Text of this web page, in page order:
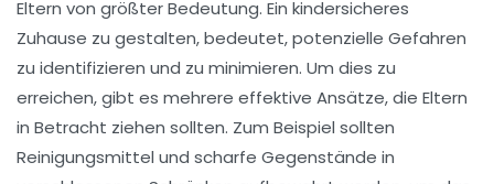
Eltern von größter Bedeutung. Ein kindersicheres
Zuhause zu gestalten, bedeutet, potenzielle Gefahren
zu identifizieren und zu minimieren. Um dies zu
erreichen, gibt es mehrere effektive Ansätze, die Eltern
in Betracht ziehen sollten. Zum Beispiel sollten
Reinigungsmittel und scharfe Gegenstände in